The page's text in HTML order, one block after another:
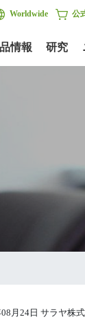
情報 研究
Worldwide 公
月24日 サラヤ株